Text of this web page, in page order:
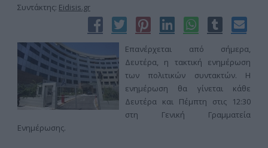
Συντάκτης: Eidisis.gr
Επανέρχεται από σήμερα,
Δευτέρα, η τακτική ενημέρωση
των πολιτικών συντακτών. Η
ενημέρωση θα γίνεται κάθε
Δευτέρα και Πέμπτη στις 12:30
στη Γενική Γραμματεία
Ενημέρωσης.